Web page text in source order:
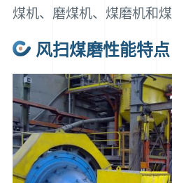
煤机、磨煤机、煤磨机和煤
风扫煤磨性能特点